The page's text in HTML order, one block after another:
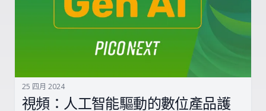
25 四月 2024
視頻：人工智能驅動的數位產品護